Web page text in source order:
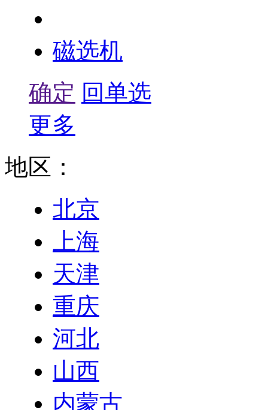
磁选机
确定 回单选
更多
地区：
北京
上海
天津
重庆
河北
山西
内蒙古